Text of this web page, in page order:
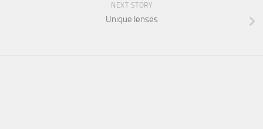
NEXT STORY
Unique lenses